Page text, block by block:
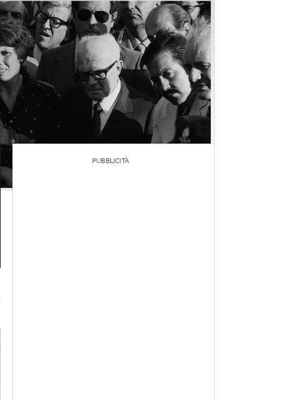
PUBBLICITÀ